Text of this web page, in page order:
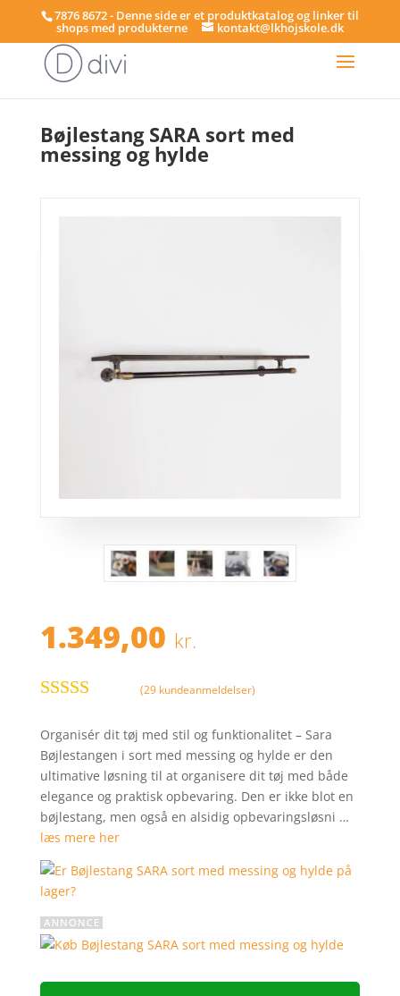
7876 8672 - Denne side er et produktkatalog og linker til
shops med produkterne kontakt@lkhojskole.dk
Bøjlestang SARA sort med
messing og hylde
1.349,00 kr.
som4.4ud
af 5 baseret
på
kundebedø
mmelser
(29kundeanmeldelser)
Organisér dit tøj med stil og funktionalitet – Sara
Bøjlestangen i sort med messing og hylde er den
ultimative løsning til at organisere dit tøj med både
elegance og praktisk opbevaring. Den er ikke blot en
bøjlestang, men også en alsidig opbevaringsløsni …
læs mere her